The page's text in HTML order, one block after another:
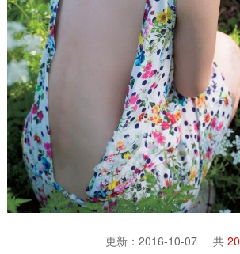
更新：2016-10-07 共20